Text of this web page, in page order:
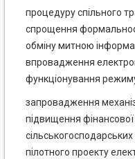
процедуру спільного
спрощення
обміну митною
впровадження
функціонування
запровадження
підвищення
пілотного проекту